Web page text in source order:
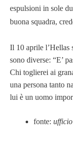
espulsioni in sole
buona squadra,
Il 10 aprile l’Hellas
sono diverse: “E’
Chi toglierei ai
una persona tanto
lui è un uomo
fonte: